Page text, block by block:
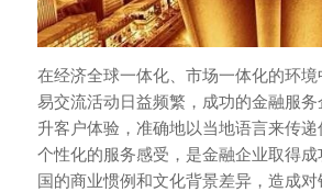
在经济全球一体化、市场一体化的环
易交流活动日益频繁，成功的金融服
升客户体验，准确地以当地语言来传
个性化的服务感受，是金融企业取得
国的商业惯例和文化背景差异，造成